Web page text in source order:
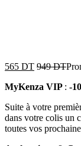
565 DT 949DT
MyKenza VIP : -
Suite à votre
dans votre colis un
toutes vos